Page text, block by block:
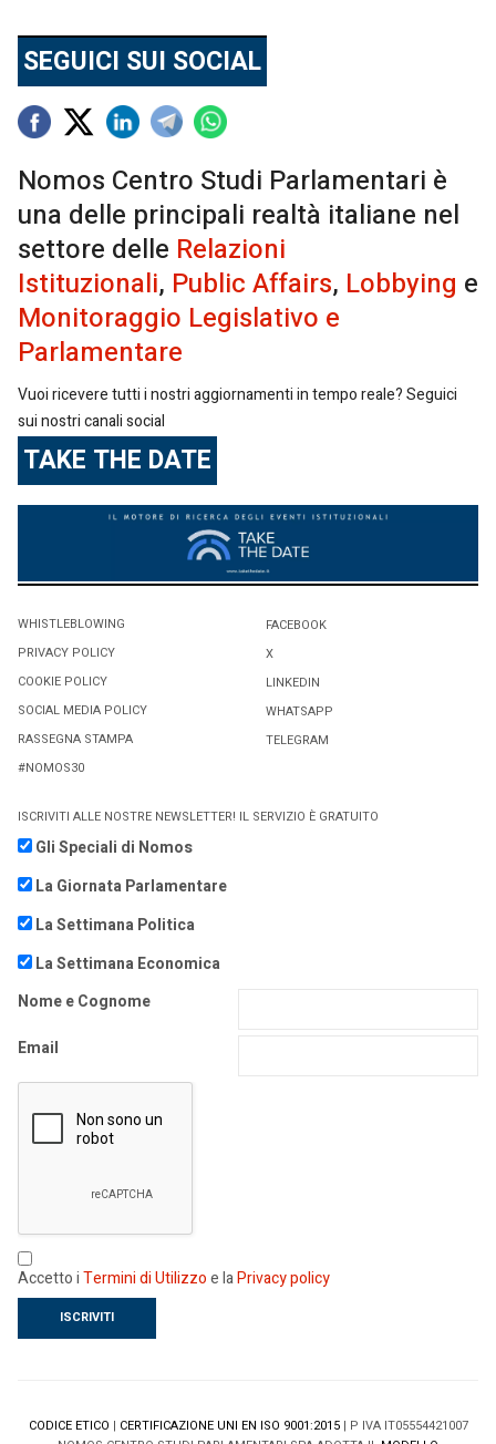
SEGUICI SUI SOCIAL
Nomos Centro Studi Parlamentari è
una delle principali realtà italiane nel
settore delle Relazioni
Istituzionali, Public Affairs, Lobbying e
Monitoraggio Legislativo e
Parlamentare
Vuoi ricevere tutti i nostri aggiornamenti in tempo reale? Seguici
sui nostri canali social
TAKE THE DATE
WHISTLEBLOWING
PRIVACY POLICY
COOKIE POLICY
SOCIAL MEDIA POLICY
RASSEGNA STAMPA
#NOMOS30
FACEBOOK
X
LINKEDIN
WHATSAPP
TELEGRAM
ISCRIVITI ALLE NOSTRE NEWSLETTER! IL SERVIZIO È GRATUITO
Gli Speciali di Nomos
La Giornata Parlamentare
La Settimana Politica
La Settimana Economica
Nome e Cognome
Email
Accetto iTermini di Utilizzoe laPrivacy policy
CODICE ETICO | CERTIFICAZIONE UNI EN ISO 9001:2015| P IVA IT05554421007